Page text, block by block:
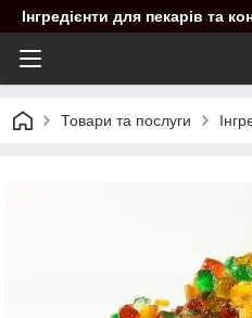
Інгредієнти для пекарів та
Товари та послуги